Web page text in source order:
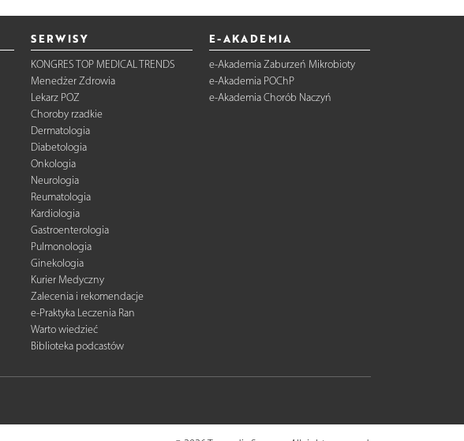
SERWISY
KONGRES TOP MEDICAL TRENDS
Menedżer Zdrowia
Lekarz POZ
Choroby rzadkie
Dermatologia
Diabetologia
Onkologia
Neurologia
Reumatologia
Kardiologia
Gastroenterologia
Pulmonologia
Ginekologia
Kurier Medyczny
Zalecenia i rekomendacje
e-Praktyka Leczenia Ran
Warto wiedzieć
Biblioteka podcastów
E-AKADEMIA
e-Akademia Zaburzeń Mikrobioty
e-Akademia POChP
e-Akademia Chorób Naczyń